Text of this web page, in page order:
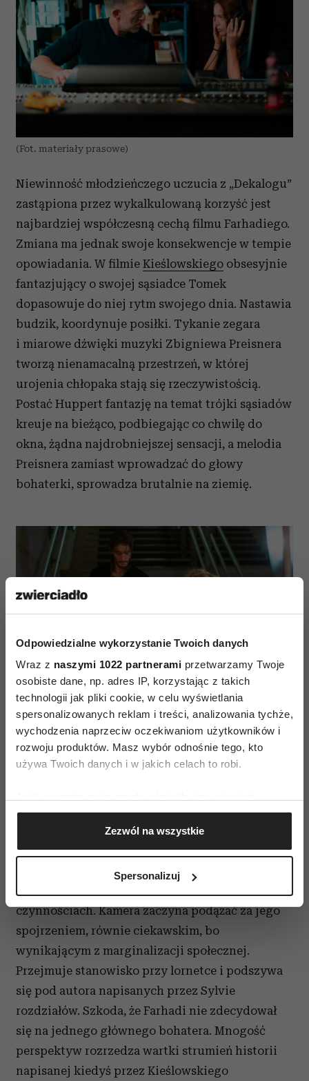
Odpowiedzialne wykorzystanie Twoich danych
Wraz z naszymi 1022 partnerami przetwarzamy Twoje
osobiste dane, np. adres IP, korzystając z takich
technologii jak pliki cookie, w celu wyświetlania
spersonalizowanych reklam i treści, analizowania tychże,
wychodzenia naprzeciw oczekiwaniom użytkowników i
rozwoju produktów. Masz wybór odnośnie tego, kto
używa Twoich danych i w jakich celach to robi.
Gromadzić dane dotyczące Twojej lokalizacji
geograficznej z dokładnością nawet do kilku metrów
Identyfikować Twoje urządzenie, aktywnie
(fingerprinting, czyli wirtualny odcisk palca)
dane są przetwarzane oraz ustaw własne preferencje w
sekcji szczegółów. W Deklaracji plików cookie możesz
zmienić lub wycofać swoją zgodę w dowolnej chwili.
Wykorzystujemy pliki cookie do spersonalizowania treści
i reklam, aby oferować funkcje społecznościowe i
analizować ruch w naszej witrynie. Informacje o tym, jak
korzystasz z naszej witryny, udostępniamy partnerom
społecznościowym, reklamowym i analitycznym.
Partnerzy mogą połączyć te informacje z innymi danymi
Zezwól na wszystkie
Spersonalizuj
(Fot. materiały prasowe)
Niewinność młodzieńczego uczucia z „Dekalogu”
zastąpiona przez wykalkulowaną korzyść jest
najbardziej współczesną cechą filmu Farhadiego.
Zmiana ma jednak swoje konsekwencje w tempie
opowiadania. W filmie Kieślowskiego obsesyjnie
fantazjujący o swojej sąsiadce Tomek
dopasowuje do niej rytm swojego dnia. Nastawia
budzik, koordynuje posiłki. Tykanie zegara
i miarowe dźwięki muzyki Zbigniewa Preisnera
tworzą nienamacalną przestrzeń, w której
urojenia chłopaka stają się rzeczywistością.
Postać Huppert fantazję na temat trójki sąsiadów
kreuje na bieżąco, podbiegając co chwilę do
okna, żądna najdrobniejszej sensacji, a melodia
Preisnera zamiast wprowadzać do głowy
bohaterki, sprowadza brutalnie na ziemię.
(Fot. materiały prasowe)
„Historie równoległe” nie są krótkim filmem i nie
kwapią się z wprowadzaniem kolejnych zwrotów
bohaterów. Punkt widzenia pisarki, kluczowy dla
pierwszego segmentu, zostaje niespodziewanie
porzucony na rzecz Adama, bezdomnego
chłopaka (Adam Bessa), którego Sylvie zatrudnia
do pomocy przy przeprowadzce i codziennych
czynnościach. Kamera zaczyna podążać za jego
spojrzeniem, równie ciekawskim, bo
wynikającym z marginalizacji społecznej.
Przejmuje stanowisko przy lornetce i podszywa
się pod autora napisanych przez Sylvie
rozdziałów. Szkoda, że Farhadi nie zdecydował
się na jednego głównego bohatera. Mnogość
perspektyw rozrzedza wartki strumień historii
napisanej kiedyś przez Kieślowskiego